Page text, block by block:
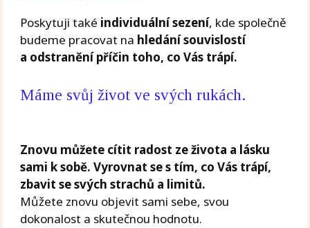
Poskytuji také individuální sezení, kde společně
budeme pracovat na hledání souvislostí
a odstranění příčin toho, co Vás trápí.
Máme svůj život ve svých rukách.
Znovu můžete cítit radost ze života a lásku
sami k sobě. Vyrovnat se s tím, co Vás trápí,
zbavit se svých strachů a limitů.
Můžete znovu objevit sami sebe, svou
dokonalost a skutečnou hodnotu.